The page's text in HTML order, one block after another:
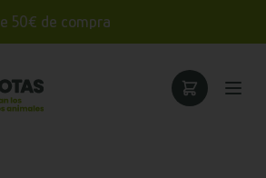
50€ de compra